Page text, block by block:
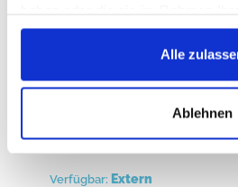
gesammelt haben.
Alle
Ablehnen
Verfügbar: Extern